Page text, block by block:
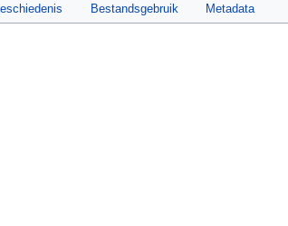
Bestandsgebruik Metadata